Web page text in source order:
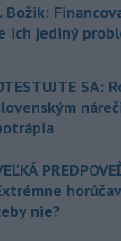
Božik:
ich jediný
SA:
nie?